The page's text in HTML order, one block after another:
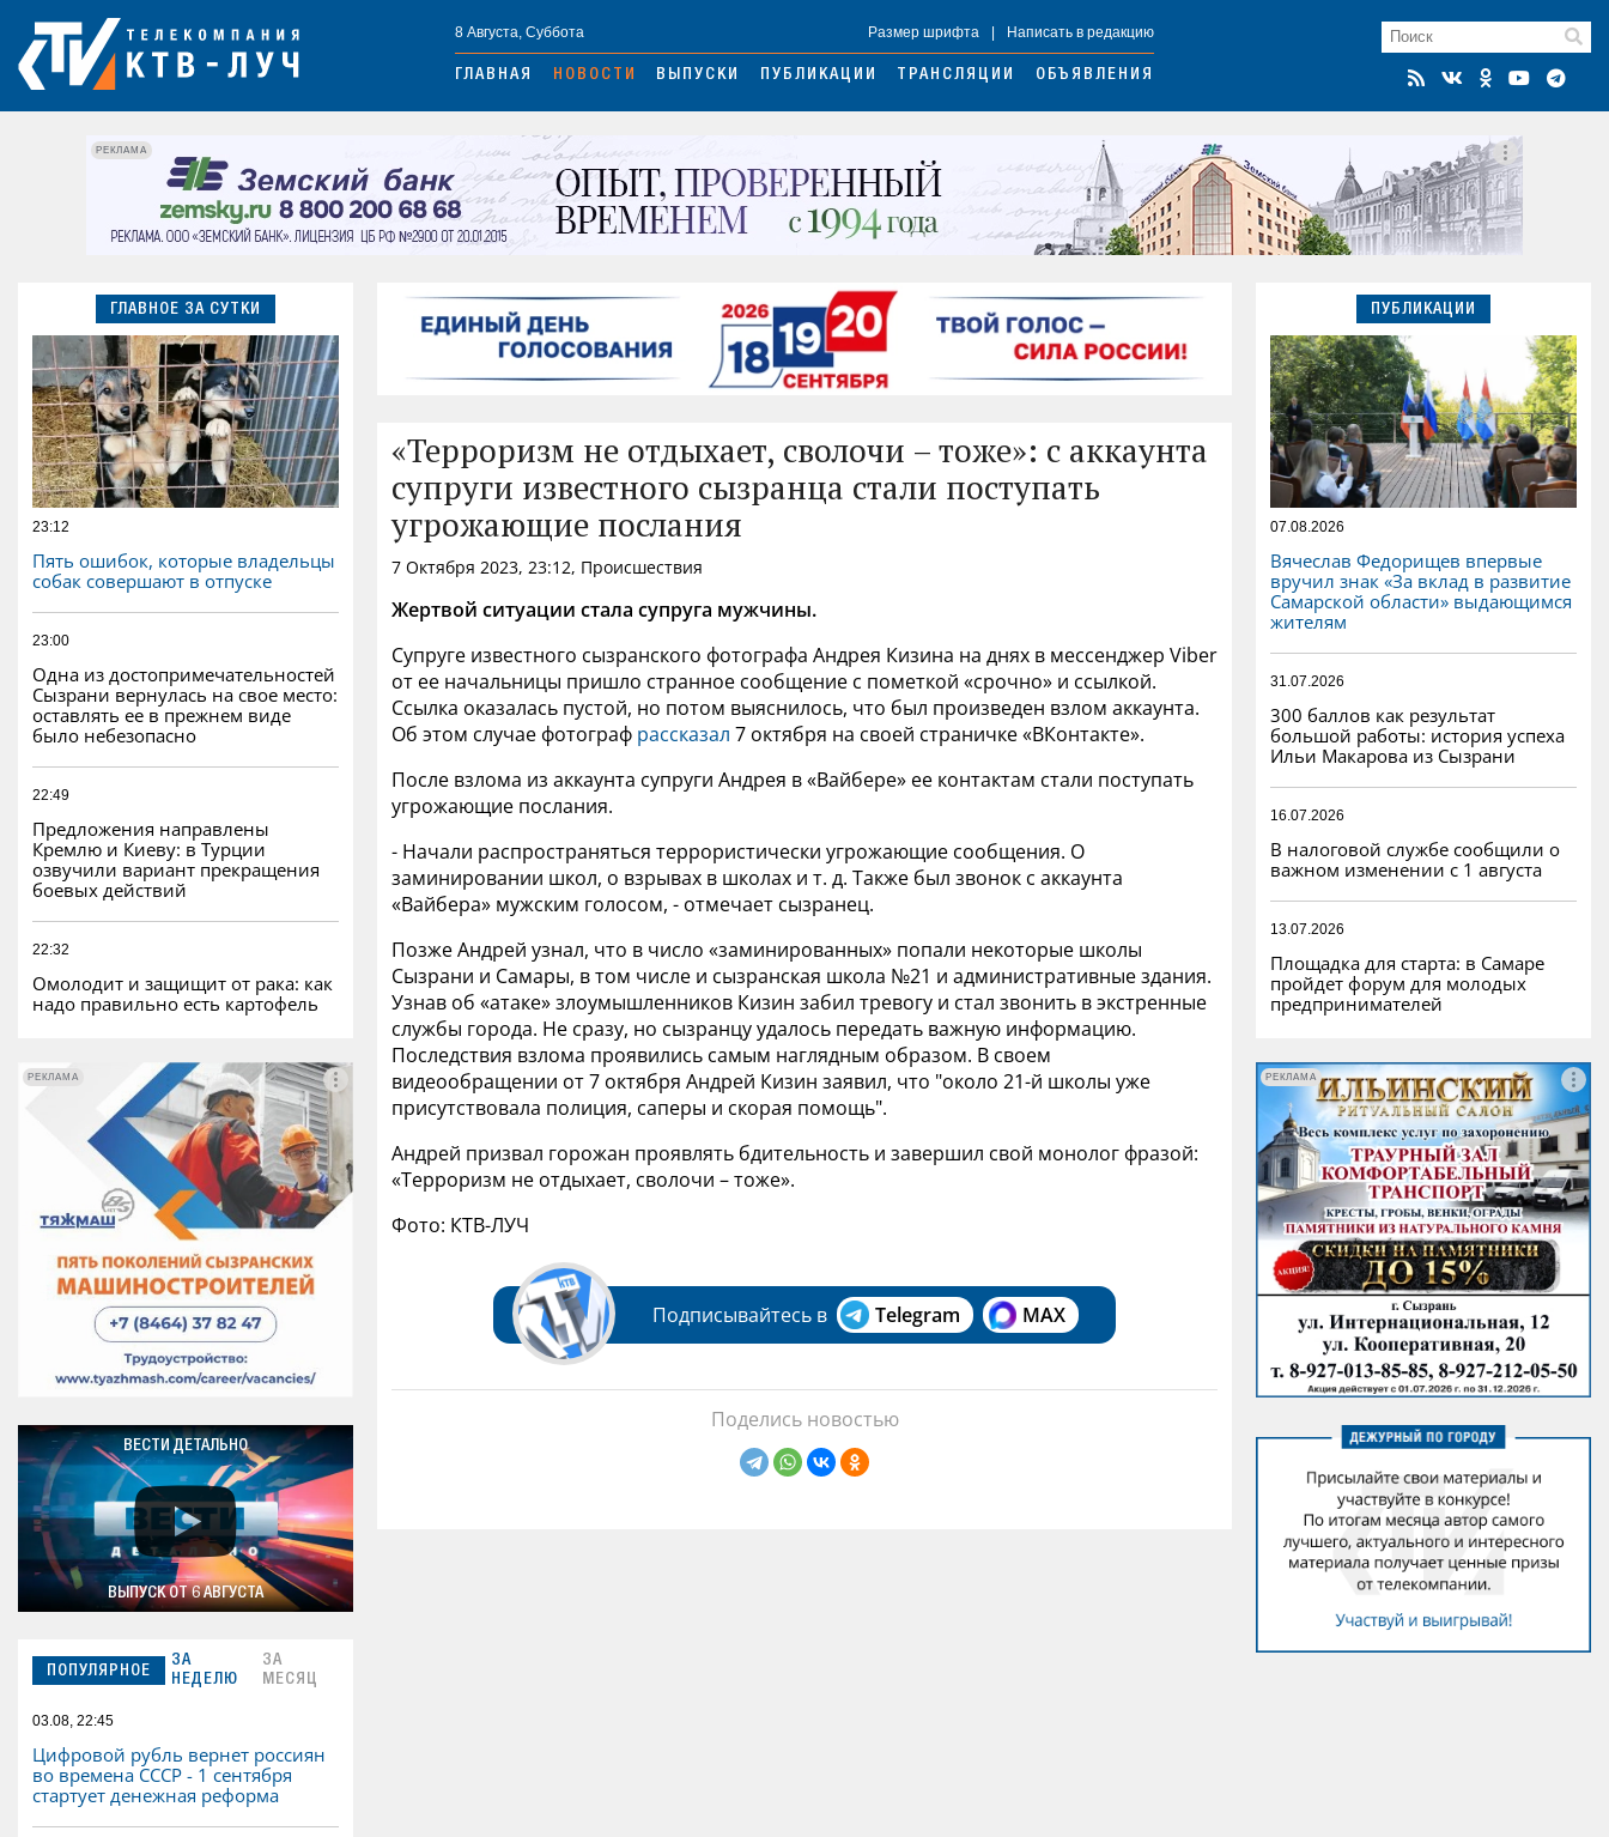
8 Августа, Суббота Размер шрифта Написать в редакцию
ГЛАВНАЯ НОВОСТИ ВЫПУСКИ ПУБЛИКАЦИИ ТРАНСЛЯЦИИ ОБЪЯВЛЕНИЯ
РЕКЛАМА
ГЛАВНОЕ ЗА СУТКИ
23:12
Пять ошибок, которые владельцы
собак совершают в отпуске
23:00
Одна из достопримечательностей
Сызрани вернулась на свое место:
оставлять ее в прежнем виде
было небезопасно
22:49
Предложения направлены
Кремлю и Киеву: в Турции
озвучили вариант прекращения
боевых действий
22:32
Омолодит и защищит от рака: как
надо правильно есть картофель
РЕКЛАМА
РЕКЛАМА
ВЕСТИ ДЕТАЛЬНО
ВЫПУСК ОТ 6 АВГУСТА
ПОПУЛЯРНОЕ
ЗА
НЕДЕЛЮ
ЗА
МЕСЯЦ
03.08, 22:45
Цифровой рубль вернет россиян
во времена СССР - 1 сентября
стартует денежная реформа
«Терроризм не отдыхает, сволочи – тоже»: с аккаунта
супруги известного сызранца стали поступать
угрожающие послания
7 Октября 2023, 23:12, Происшествия
Жертвой ситуации стала супруга мужчины.
Супруге известного сызранского фотографа Андрея Кизина на днях в мессенджер Viber
от ее начальницы пришло странное сообщение с пометкой «срочно» и ссылкой.
Ссылка оказалась пустой, но потом выяснилось, что был произведен взлом аккаунта.
Об этом случае фотограф рассказал 7 октября на своей страничке «ВКонтакте».
После взлома из аккаунта супруги Андрея в «Вайбере» ее контактам стали поступать
угрожающие послания.
- Начали распространяться террористически угрожающие сообщения. О
заминировании школ, о взрывах в школах и т. д. Также был звонок с аккаунта
«Вайбера» мужским голосом, - отмечает сызранец.
Позже Андрей узнал, что в число «заминированных» попали некоторые школы
Сызрани и Самары, в том числе и сызранская школа №21 и административные здания.
Узнав об «атаке» злоумышленников Кизин забил тревогу и стал звонить в экстренные
службы города. Не сразу, но сызранцу удалось передать важную информацию.
Последствия взлома проявились самым наглядным образом. В своем
видеообращении от 7 октября Андрей Кизин заявил, что "около 21-й школы уже
присутствовала полиция, саперы и скорая помощь".
Андрей призвал горожан проявлять бдительность и завершил свой монолог фразой:
«Терроризм не отдыхает, сволочи – тоже».
Фото: КТВ-ЛУЧ
Подписывайтесь в Telegram MAX
Поделись новостью
ПУБЛИКАЦИИ
07.08.2026
Вячеслав Федорищев впервые
вручил знак «За вклад в развитие
Самарской области» выдающимся
жителям
31.07.2026
300 баллов как результат
большой работы: история успеха
Ильи Макарова из Сызрани
16.07.2026
В налоговой службе сообщили о
важном изменении с 1 августа
13.07.2026
Площадка для старта: в Самаре
пройдет форум для молодых
предпринимателей
РЕКЛАМА